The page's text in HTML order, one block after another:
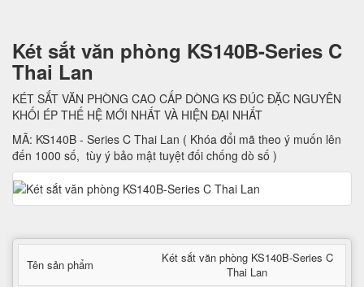
Két sắt văn phòng KS140B-Series C
Thai Lan
KÉT SẮT VĂN PHÒNG CAO CẤP DÒNG KS ĐÚC ĐẶC NGUYÊN
KHỐI ÉP THẾ HỆ MỚI NHẤT VÀ HIỆN ĐẠI NHẤT
MÃ: KS140B - Series C Thai Lan ( Khóa đổi mã theo ý muốn lên
đến 1000 số, tùy ý bảo mật tuyệt đối chống dò số )
Tên sản phẩm
Két sắt văn phòng KS140B-Series C
Thai Lan